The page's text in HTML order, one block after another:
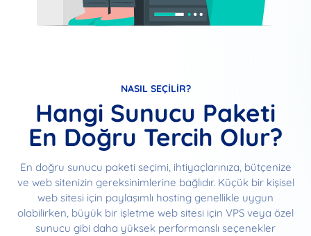
NASIL SEÇILIR?
Hangi Sunucu Paketi
En Doğru Tercih Olur?
En doğru sunucu paketi seçimi, ihtiyaçlarınıza, bütçenize
ve web sitenizin gereksinimlerine bağlıdır. Küçük bir kişisel
web sitesi için paylaşımlı hosting genellikle uygun
olabilirken, büyük bir işletme web sitesi için VPS veya özel
sunucu gibi daha yüksek performanslı seçenekler